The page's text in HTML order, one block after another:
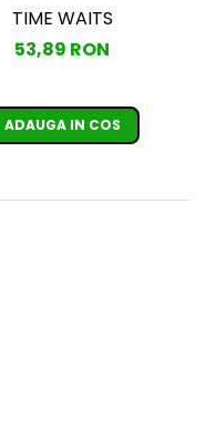
TIME WAITS
53,89 RON
ADAUGA IN COS